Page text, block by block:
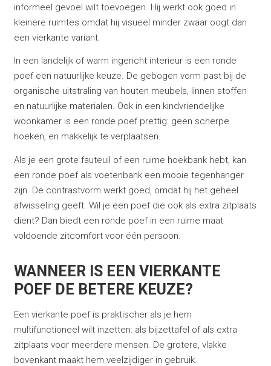
informeel gevoel wilt toevoegen. Hij werkt ook goed in
kleinere ruimtes omdat hij visueel minder zwaar oogt dan
een vierkante variant.
In een landelijk of warm ingericht interieur is een ronde
poef een natuurlijke keuze. De gebogen vorm past bij de
organische uitstraling van houten meubels, linnen stoffen
en natuurlijke materialen. Ook in een kindvriendelijke
woonkamer is een ronde poef prettig: geen scherpe
hoeken, en makkelijk te verplaatsen.
Als je een grote fauteuil of een ruime hoekbank hebt, kan
een ronde poef als voetenbank een mooie tegenhanger
zijn. De contrastvorm werkt goed, omdat hij het geheel
afwisseling geeft. Wil je een poef die ook als extra zitplaats
dient? Dan biedt een ronde poef in een ruime maat
voldoende zitcomfort voor één persoon.
WANNEER IS EEN VIERKANTE
POEF DE BETERE KEUZE?
Een vierkante poef is praktischer als je hem
multifunctioneel wilt inzetten: als bijzettafel of als extra
zitplaats voor meerdere mensen. De grotere, vlakke
bovenkant maakt hem veelzijdiger in gebruik.